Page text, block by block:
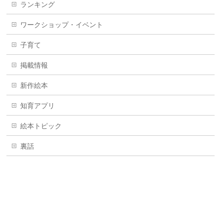
ランキング
ワークショップ・イベント
子育て
掲載情報
新作絵本
知育アプリ
絵本トピック
裏話